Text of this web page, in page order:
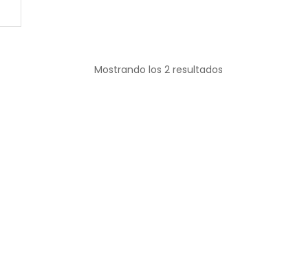
Mostrando los 2 resultados